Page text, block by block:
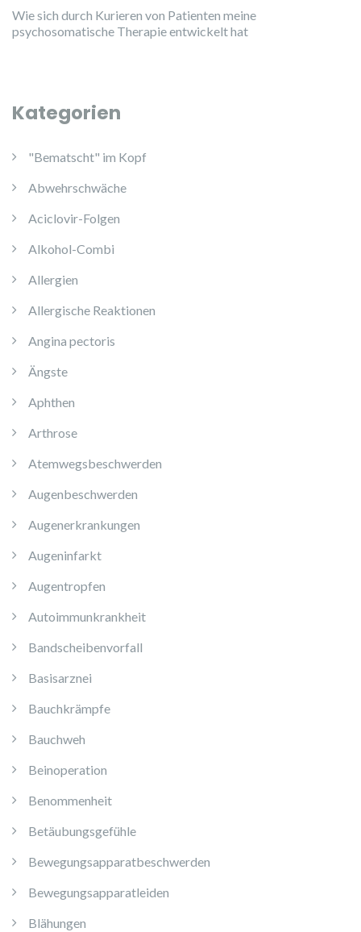
Wie sich durch Kurieren von Patienten meine
psychosomatische Therapie entwickelt hat
Kategorien
"Bematscht" im Kopf
Abwehrschwäche
Aciclovir-Folgen
Alkohol-Combi
Allergien
Allergische Reaktionen
Angina pectoris
Ängste
Aphthen
Arthrose
Atemwegsbeschwerden
Augenbeschwerden
Augenerkrankungen
Augeninfarkt
Augentropfen
Autoimmunkrankheit
Bandscheibenvorfall
Basisarznei
Bauchkrämpfe
Bauchweh
Beinoperation
Benommenheit
Betäubungsgefühle
Bewegungsapparatbeschwerden
Bewegungsapparatleiden
Blähungen